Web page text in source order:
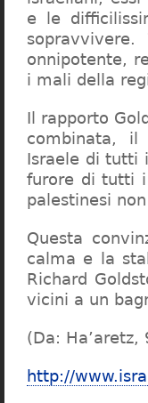
e le
onnipotente,
i mali della
Il rapporto
combinata, il
Israele di tutti
furore di tutti i
palestinesi
Questa
calma e la
Richard
vicini a un
(Da: Ha’aretz,
http://